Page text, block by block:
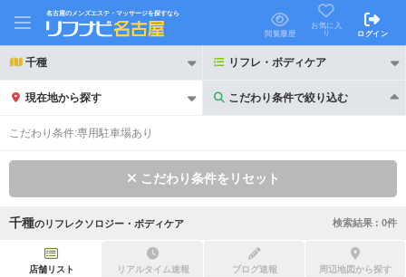
名古屋のメンズエステ・マッサージを探すなら
閲覧履歴
お気に入
り
ログイン
千種 リフレ・ボディケア
現在地から探す こだわり条件で絞り込む
こだわり条件で絞り込む
初回割引あり リピーター割引あり
こだわり条件:専用駐車場あり
こだわり条件をリセット
千種のリフレクソロジー・ボディケア 検索結果 : 0件
店舗リスト リアルタイム速報 ブログ速報 周辺地図から探す